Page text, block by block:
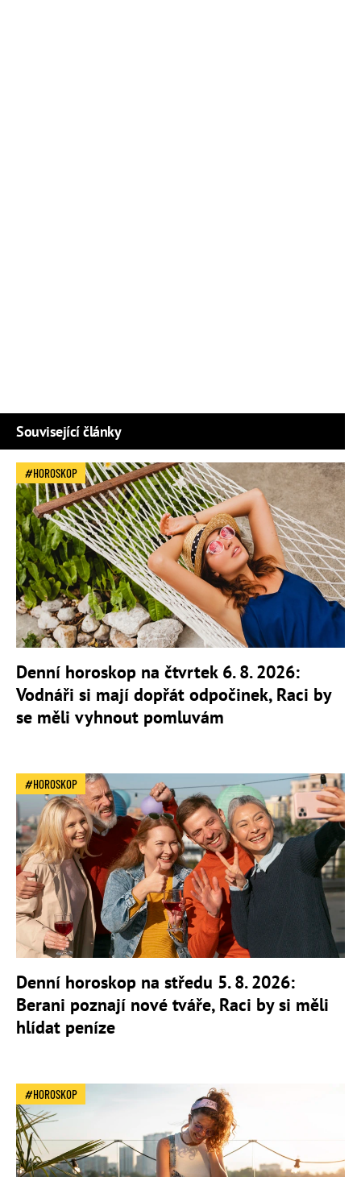
Související články
HOROSKOP
Denní horoskop na čtvrtek 6. 8. 2026:
Vodnáři si mají dopřát odpočinek, Raci by
se měli vyhnout pomluvám
HOROSKOP
Denní horoskop na středu 5. 8. 2026:
Berani poznají nové tváře, Raci by si měli
hlídat peníze
HOROSKOP